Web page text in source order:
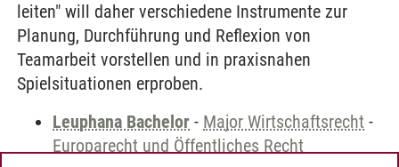
leiten" will daher verschiedene Instrumente zur
Planung, Durchführung und Reflexion von
Teamarbeit vorstellen und in praxisnahen
Spielsituationen erproben.
Leuphana Bachelor - Major Wirtschaftsrecht -
Europarecht und Öffentliches Recht